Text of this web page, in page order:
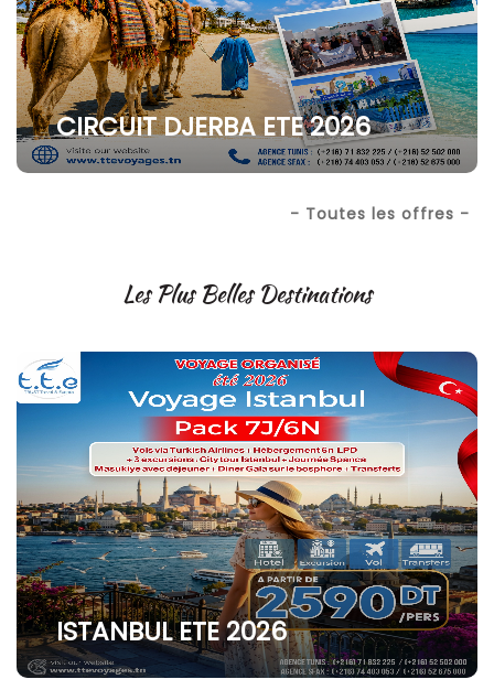
CIRCUIT DJERBA ETE 2026
- Toutes les offres -
Les Plus Belles Destinations
ISTANBUL ETE 2026